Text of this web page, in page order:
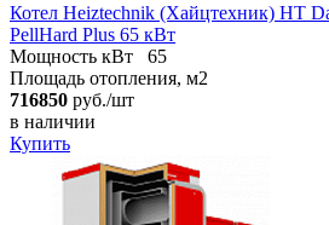
Котел Heiztechnik (Хайцтехник) HT
PellHard Plus 65 кВт
Мощность кВт
65
Площадь отопления, м2
716850 руб./шт
в наличии
Купить